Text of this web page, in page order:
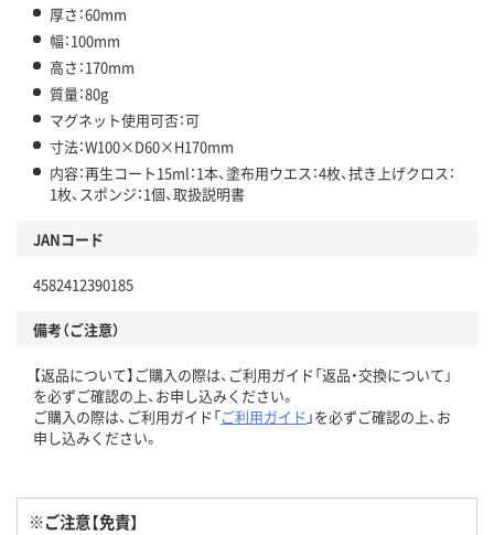
厚さ：60mm
幅：100mm
高さ：170mm
質量：80g
マグネット使用可否：可
寸法：W100×D60×H170mm
内容：再生コート15ml：1本、塗布用ウエス：4枚、拭き上げクロス：
1枚、スポンジ：1個、取扱説明書
JANコード
4582412390185
備考（ご注意）
【返品について】ご購入の際は、ご利用ガイド「返品・交換について」
を必ずご確認の上、お申し込みください。
ご購入の際は、ご利用ガイド「ご利用ガイド 」を必ずご確認の上、お
申し込みください。
※ご注意【免責】